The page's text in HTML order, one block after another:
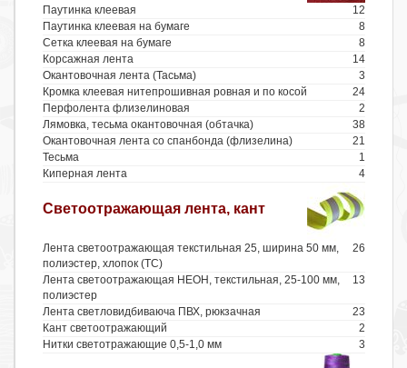
12
Паутинка клеевая
8
Паутинка клеевая на бумаге
8
Сетка клеевая на бумаге
14
Корсажная лента
3
Окантовочная лента (Тасьма)
24
Кромка клеевая нитепрошивная ровная и по косой
2
Перфолента флизелиновая
38
Лямовка, тесьма окантовочная (обтачка)
21
Окантовочная лента со спанбонда (флизелина)
1
Тесьма
4
Киперная лента
Светоотражающая лента, кант
26
Лента светоотражающая текстильная 25, ширина 50 мм,
полиэстер, хлопок (ТС)
13
Лента светоотражающая НЕОН, текстильная, 25-100 мм,
полиэстер
23
Лента светловидбиваюча ПВХ, рюкзачная
2
Кант светоотражающий
3
Нитки светотражающие 0,5-1,0 мм